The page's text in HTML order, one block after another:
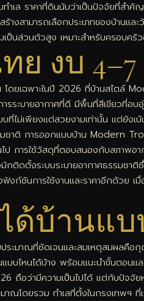
ำเล ราคาที่ดินนับว่าเป็นปัจจัยที่ส
งสามารถเลือกประเภทของบ้านและ
ป็นส่วนตัวสูง เหมาะสำหรับครอบค
งบ 4–7
ดยเฉพาะในปี 2026 ที่บ้านสไตล์
รระบายอากาศที่ดี มีพื้นที่สีเขียวที่อ
ม่เพียงแต่สวยงามเท่านั้น แต่ยังเน้
ติ การออกแบบบ้าน Modern
ป การใช้วัสดุที่ตอบสนองกับสภาพ
ดตั้งระบบระบายอากาศธรรมชาติ
ก์ชันการใช้งานและราคาอีกด้วย เ
ได้บ้านแ
ระมาณที่ชัดเจนและสมเหตุสมผลคือ
ไหนได้บ้าง พร้อมแนะนำขั้นตอนแล
ถือว่ามีความเป็นไปได้ แต่กับปัจจั
ณโดยรวม ทำเลที่ตั้งในกรงเทพฯ